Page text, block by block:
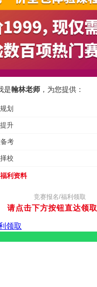
是翰林老师 ，为您提供：
划
升
考
校
利资料
竞赛报名/福利领取
请点击下方按钮直达领取
领取